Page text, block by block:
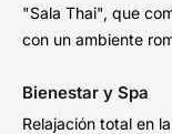
"Sala Thai", que
con un ambiente
Bienestar y Spa
Relajación total en